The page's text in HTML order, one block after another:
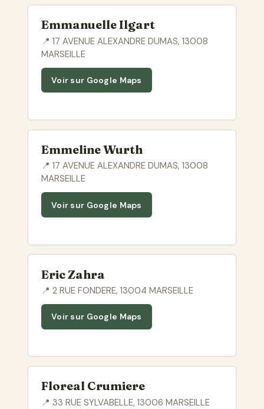
Emmanuelle Ilgart
📍 17 AVENUE ALEXANDRE DUMAS, 13008
MARSEILLE
Voir sur Google Maps
Emmeline Wurth
📍 17 AVENUE ALEXANDRE DUMAS, 13008
MARSEILLE
Voir sur Google Maps
Eric Zahra
📍 2 RUE FONDERE, 13004 MARSEILLE
Voir sur Google Maps
Floreal Crumiere
📍 33 RUE SYLVABELLE, 13006 MARSEILLE